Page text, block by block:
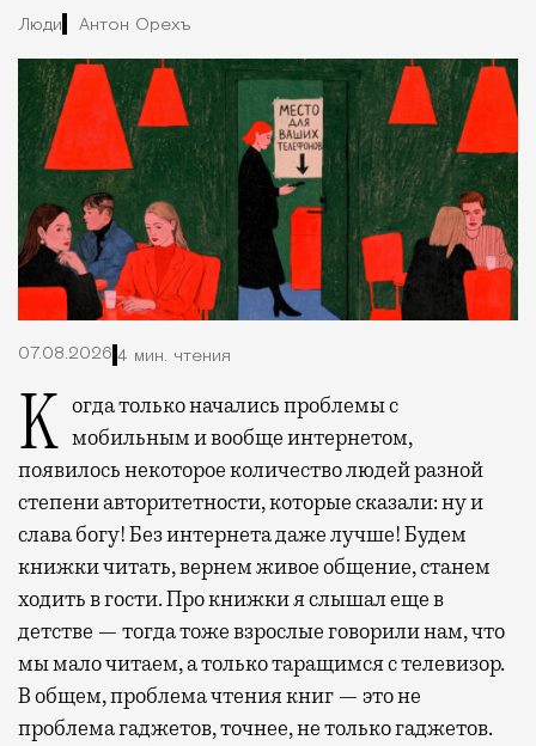
Люди Антон Орехъ
07.08.2026 4 мин. чтения
Когда только начались проблемы с мобильным и вообще интернетом,
появилось некоторое количество людей разной
степени авторитетности, которые сказали: ну и
слава богу! Без интернета даже лучше! Будем
книжки читать, вернем живое общение, станем
ходить в гости. Про книжки я слышал еще в
детстве — тогда тоже взрослые говорили нам, что
мы мало читаем, а только таращимся с телевизор.
В общем, проблема чтения книг — это не
проблема гаджетов, точнее, не только гаджетов.